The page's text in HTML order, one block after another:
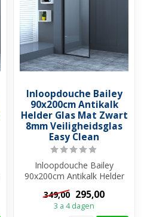
Inloopdouche Bailey
90x200cm Antikalk
Helder Glas Mat Zwart
8mm Veiligheidsglas
Easy Clean
Inloopdouche Bailey
90x200cm Antikalk Helder
Veiligheidsglas ...
349,00 295,00
3 a 4 dagen